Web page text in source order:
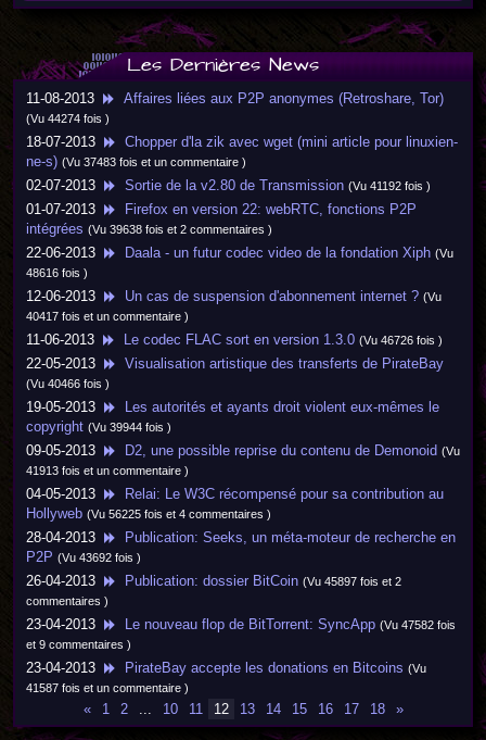
Les Dernières News
11-08-2013 Affaires liées aux P2P anonymes (Retroshare, Tor)
(Vu 44274 fois )
18-07-2013
Chopper d'la zik avec wget (mini article pour linuxien-
ne-s) (Vu 37483 fois et un commentaire )
02-07-2013 Sortie de la v2.80 de Transmission (Vu 41192 fois )
01-07-2013
Firefox en version 22: webRTC, fonctions P2P
intégrées (Vu 39638 fois et 2 commentaires )
22-06-2013 Daala - un futur codec video de la fondation Xiph (Vu
48616 fois )
12-06-2013 Un cas de suspension d'abonnement internet ? (Vu
40417 fois et un commentaire )
11-06-2013 Le codec FLAC sort en version 1.3.0 (Vu 46726 fois )
22-05-2013 Visualisation artistique des transferts de PirateBay
(Vu 40466 fois )
19-05-2013
Les autorités et ayants droit violent eux-mêmes le
copyright (Vu 39944 fois )
09-05-2013 D2, une possible reprise du contenu de Demonoid (Vu
41913 fois et un commentaire )
04-05-2013
Relai: Le W3C récompensé pour sa contribution au
Hollyweb (Vu 56225 fois et 4 commentaires )
28-04-2013
Publication: Seeks, un méta-moteur de recherche en
P2P (Vu 43692 fois )
26-04-2013 Publication: dossier BitCoin (Vu 45897 fois et 2
commentaires )
23-04-2013 Le nouveau flop de BitTorrent: SyncApp (Vu 47582 fois
et 9 commentaires )
23-04-2013 PirateBay accepte les donations en Bitcoins (Vu
41587 fois et un commentaire )
« 1 2 ... 10 11 12 13 14 15 16 17 18 »